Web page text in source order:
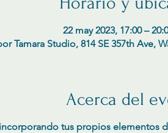
22 may 2023, 17:00 –
Tamara Studio, 814 SE 357th Ave,
Acerca del
tus propios elementos